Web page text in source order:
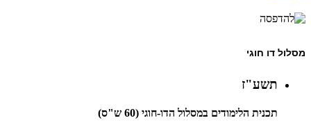
מסלול דו חוגי
תשע"ז
תכנית הלימודים במסלול הדו-חוגי (60 ש"ס)